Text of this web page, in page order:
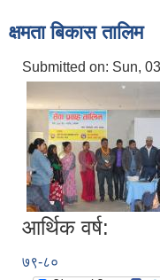
क्षमता बिकास तालिम
Submitted on: Sun,
आर्थिक वर्ष:
७९-८०